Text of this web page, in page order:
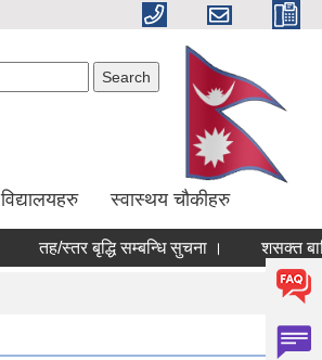
विद्यालयहरु स्वास्थय चौकीहरु
तह/स्तर बृद्धि सम्बन्धि सुचना । शसक्त